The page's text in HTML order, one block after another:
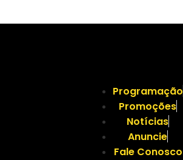
Programação
Promoções
Notícias
Anuncie
Fale Conosco